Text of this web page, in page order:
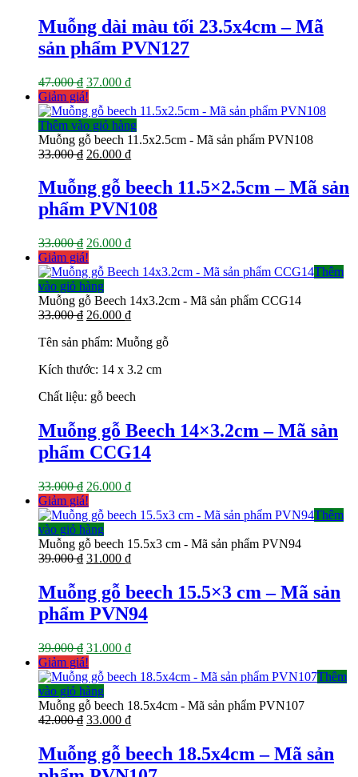
là:
47.000 ₫.là:
37.000 ₫.
Muỗng dài màu tối 23.5x4cm – Mã
sản phẩm PVN127
47.000₫ Giá
gốc
là:
47.000 ₫.
37.000 ₫Giá
tại
là:
37.000 ₫.
Giảm giá!
Thêm vào giỏ hàng
Muỗng gỗ beech 11.5x2.5cm - Mã sản phẩm PVN108
33.000₫ Giá
là:
33.000 ₫.
26.000 ₫Giá
tại
là:
26.000 ₫.
Muỗng gỗ beech 11.5×2.5cm – Mã sản
phẩm PVN108
33.000₫ Giá
gốc
là:
33.000 ₫.
26.000 ₫Giá
tại
26.000 ₫.
Giảm giá!
Thêm
vào giỏ hàng
Muỗng gỗ Beech 14x3.2cm - Mã sản phẩm CCG14
33.000₫ Giá
là:
26.000 ₫Giá
tại
26.000 ₫.
Tên sản phẩm: Muỗng gỗ
Kích thước: 14 x 3.2 cm
Chất liệu: gỗ beech
Muỗng gỗ Beech 14×3.2cm – Mã sản
phẩm CCG14
33.000₫ Giá
gốc
là:
33.000 ₫.
26.000 ₫Giá
tại
26.000 ₫.
Giảm giá!
Thêm
vào giỏ hàng
Muỗng gỗ beech 15.5x3 cm - Mã sản phẩm PVN94
39.000₫ Giá
là:
39.000 ₫.
31.000 ₫Giá
là:
31.000 ₫.
Muỗng gỗ beech 15.5×3 cm – Mã sản
phẩm PVN94
39.000₫ Giá
gốc
là:
39.000 ₫.
31.000 ₫Giá
tại
31.000 ₫.
Giảm giá!
Thêm
vào giỏ hàng
Muỗng gỗ beech 18.5x4cm - Mã sản phẩm PVN107
42.000₫ Giá
là:
42.000 ₫.
33.000 ₫Giá
là:
Muỗng gỗ beech 18.5x4cm – Mã sản